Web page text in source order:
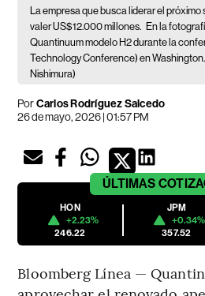
La empresa que busca liderar el
valer US$12.000 millones. En la
Quantinuum modelo H2 durante la
Technology Conference) en Washington.
Nishimura)
PorCarlos Rodríguez Salcedo
26 de mayo, 2026 | 01:57 PM
ÚLTIMAS
HON
+2.23%
246.22
JPM
+0.34%
357.52
Bloomberg Línea —